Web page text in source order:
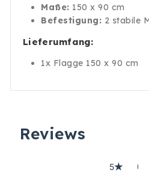
Maße: 150 x 90 cm
Befestigung: 2 stabile
Lieferumfang:
1x Flagge 150 x 90 cm
Reviews
5